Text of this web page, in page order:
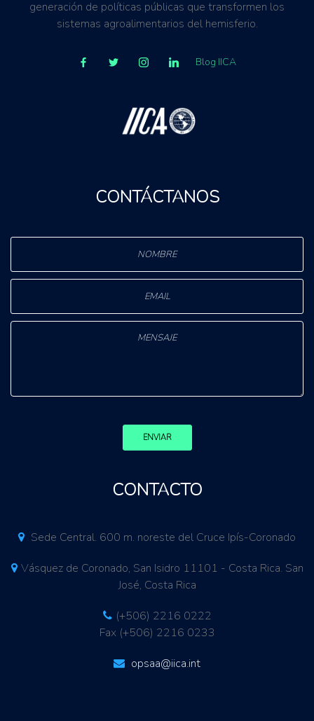
generación de políticas públicas que transformen los
sistemas agroalimentarios del hemisferio.
Blog IICA
CONTÁCTANOS
ENVIAR
CONTACTO
Sede Central. 600 m. noreste del Cruce Ipís-Coronado
Vásquez de Coronado, San Isidro 11101 - Costa Rica. San
José, Costa Rica
(+506) 2216 0222
Fax (+506) 2216 0233
opsaa@iica.int